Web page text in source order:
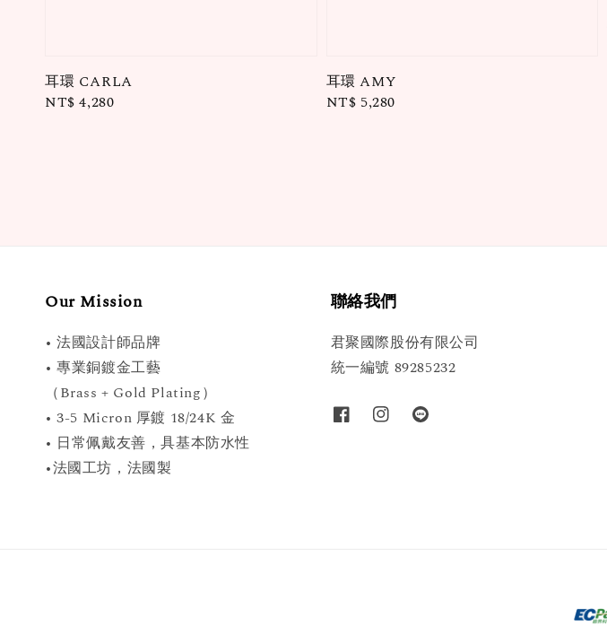
耳環 CARLA
Regular
NT$ 4,280
耳環 AMY
Regular
NT$ 5,280
Our Mission
• 法國設計師品牌
• 專業銅鍍金工藝
（Brass + Gold Plating）
• 3-5 Micron 厚鍍 18/24K 金
• 日常佩戴友善，具基本防水性
•法國工坊，法國製
聯絡我們
君聚國際股份有限公司
統一編號 89285232